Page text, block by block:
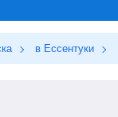
в Ессентуки